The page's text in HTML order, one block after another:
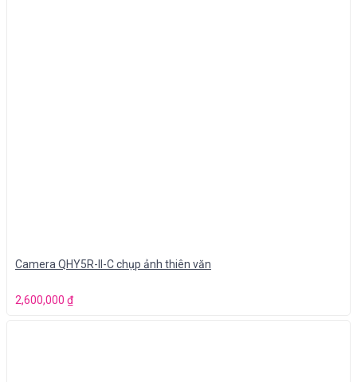
Camera QHY5R-II-C chụp ảnh thiên văn
2,600,000 ₫